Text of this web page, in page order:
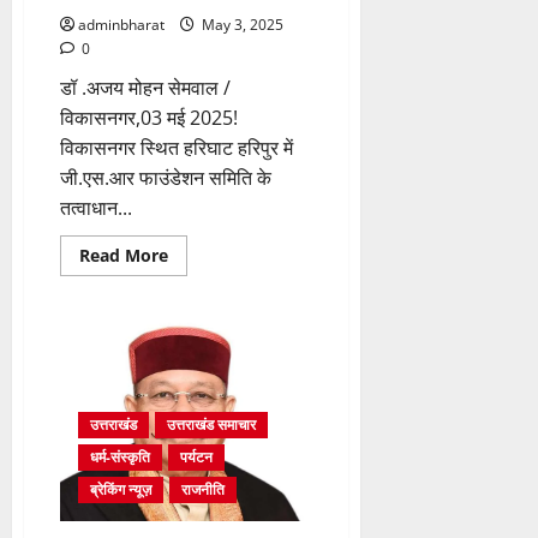
adminbharat
May 3, 2025
0
डॉ .अजय मोहन सेमवाल /
विकासनगर,03 मई 2025!
विकासनगर स्थित हरिघाट हरिपुर में
जी.एस.आर फाउंडेशन समिति के
तत्वाधान...
Read MoreRead
more
फाउंडेशन
समिति
अध्यक्ष
गजेंद्र
दत्त
जोशी
ने
विकासनगर
स्थित
मां
यमुना
के
उत्तराखंड
उत्तराखंड समाचार
धर्म-संस्कृति
पर्यटन
ब्रेकिंग न्यूज़
राजनीति